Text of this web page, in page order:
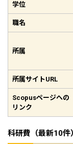
学位
職名
所属
所属サイトURL
Scopusページへの
リンク
科研費（最新10件）